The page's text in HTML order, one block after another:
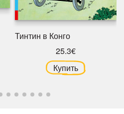
Тинтин в Конго
25.3€
Купить